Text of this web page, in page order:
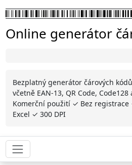
Online generátor
Bezplatný generátor čárových
včetně EAN-13, QR Code,
Komerční použití ✓ Bez registrace ✓
Excel ✓ 300 DPI